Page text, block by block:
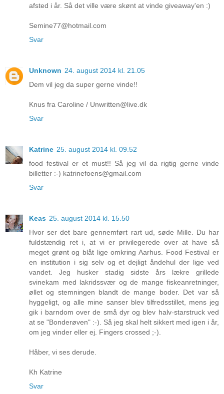
afsted i år. Så det ville være skønt at vinde giveaway'en :)
Semine77@hotmail.com
Svar
Unknown 24. august 2014 kl. 21.05
Dem vil jeg da super gerne vinde!!
Knus fra Caroline / Unwritten@live.dk
Svar
Katrine 25. august 2014 kl. 09.52
food festival er et must!! Så jeg vil da rigtig gerne vinde
billetter :-) katrinefoens@gmail.com
Svar
Keas 25. august 2014 kl. 15.50
Hvor ser det bare gennemført rart ud, søde Mille. Du har
fuldstændig ret i, at vi er privilegerede over at have så
meget grønt og blåt lige omkring Aarhus. Food Festival er
en institution i sig selv og et dejligt åndehul der lige ved
vandet. Jeg husker stadig sidste års lækre grillede
svinekam med lakridssvær og de mange fiskeanretninger,
øllet og stemningen blandt de mange boder. Det var så
hyggeligt, og alle mine sanser blev tilfredsstillet, mens jeg
gik i barndom over de små dyr og blev halv-starstruck ved
at se "Bonderøven" :-). Så jeg skal helt sikkert med igen i år,
om jeg vinder eller ej. Fingers crossed ;-).
Håber, vi ses derude.
Kh Katrine
Svar